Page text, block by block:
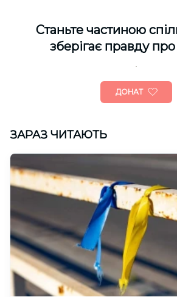
Cтаньте частиною
зберігає правду
ДОНАТ
ЗАРАЗ ЧИТАЮТЬ